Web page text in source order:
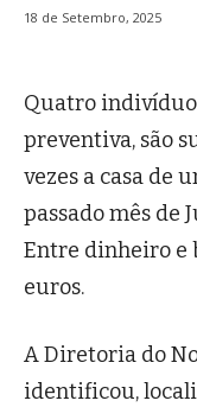
18 de Setembro, 2025
Quatro
preventiva, são
vezes a casa de
passado mês de
Entre dinheiro e
euros.
A Diretoria do
identificou,